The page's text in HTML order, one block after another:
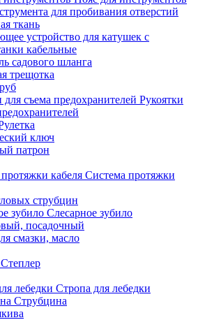
для пробивания отверстий
ткань
устройство для катушек с
кабельные
садового шланга
трещотка
Рукоятки
ключ
патрон
Система протяжки
струбцин
Слесарное зубило
посадочный
смазки, масло
Степлер
Стропа для лебедки
Струбцина